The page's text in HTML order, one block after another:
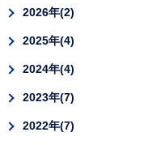
2026年 2
2025年 4
2024年 4
2023年 7
2022年 7